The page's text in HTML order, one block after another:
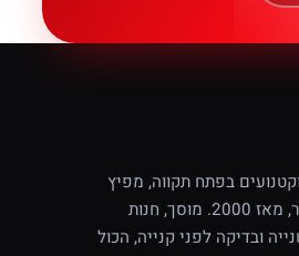
בפתח תקווה, מפיץ
ומשווק מורשה של מטרו מוטור, מאז 2000. מוסך, חנות
ובדיקה לפני קנייה, הכול